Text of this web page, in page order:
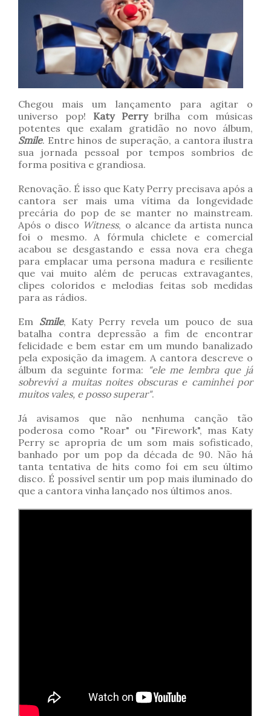
Chegou mais um lançamento para agitar o
universo pop! Katy Perrybrilha com músicas
potentes que exalam gratidão no novo álbum,
Smile. Entre hinos de superação, a cantora ilustra
sua jornada pessoal por tempos sombrios de
forma positiva e grandiosa.
Renovação. É isso que Katy Perry precisava após a
cantora ser mais uma vítima da longevidade
precária do pop de se manter no mainstream.
Após o disco Witness, o alcance da artista nunca
foi o mesmo. A fórmula chiclete e comercial
acabou se desgastando e essa nova era chega
para emplacar uma persona madura e resiliente
que vai muito além de perucas extravagantes,
clipes coloridos e melodias feitas sob medidas
para as rádios.
Em Smile, Katy Perry revela um pouco de sua
batalha contra depressão a fim de encontrar
felicidade e bem estar em um mundo banalizado
pela exposição da imagem. A cantora descreve o
álbum da seguinte forma: "ele me lembra que já
sobrevivi a muitas noites obscuras e caminhei por
muitos vales, e posso superar".
Já avisamos que não nenhuma canção tão
poderosa como "Roar" ou "Firework", mas Katy
Perry se apropria de um som mais sofisticado,
banhado por um pop da década de 90. Não há
tanta tentativa de hits como foi em seu último
disco. É possível sentir um pop mais iluminado do
que a cantora vinha lançado nos últimos anos.